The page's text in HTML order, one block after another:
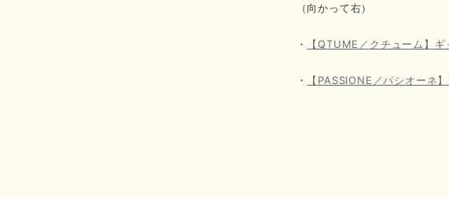
（向かって右）
・ 【QTUME／クチューム】
・ 【PASSIONE／パシオーネ